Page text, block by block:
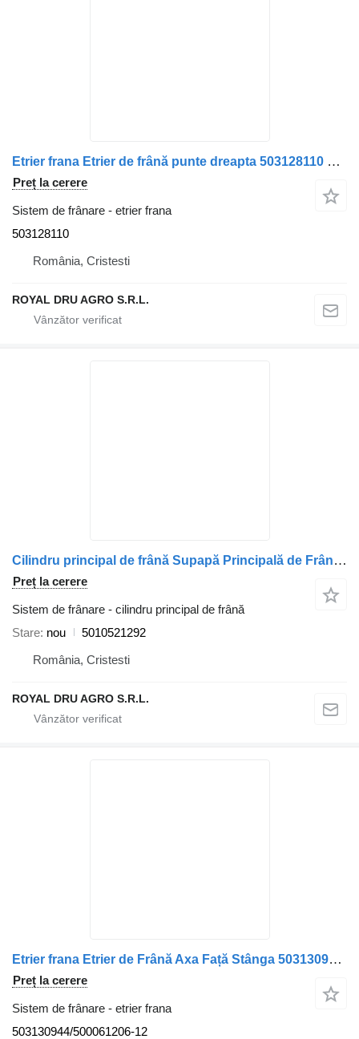
Etrier frana Etrier de frână punte dreapta 503128110 pentru camion Irisbus
Preț la cerere
Sistem de frânare - etrier frana
503128110
România, Cristesti
ROYAL DRU AGRO S.R.L.
Cilindru principal de frână Supapă Principală de Frână cu Pedală pentru 5010521292 pentru camion Irisbus
Preț la cerere
Sistem de frânare - cilindru principal de frână
Stare nou
5010521292
România, Cristesti
ROYAL DRU AGRO S.R.L.
Etrier frana Etrier de Frână Axa Față Stânga 503130944/500061206-12 pentru camion Irisbus
Preț la cerere
Sistem de frânare - etrier frana
503130944/500061206-12